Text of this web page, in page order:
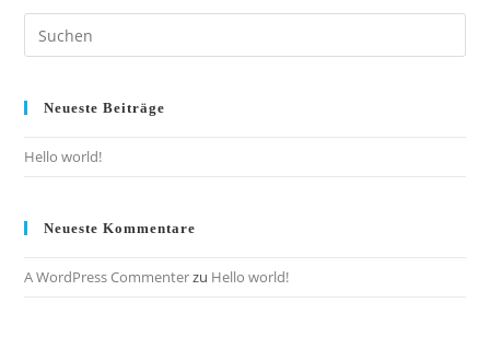
Neueste Beiträge
Hello world!
Neueste Kommentare
A WordPress Commenterzu Hello world!